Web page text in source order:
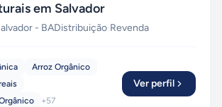
em Salvador
- BADistribuição·Revenda
Arroz Orgânico
+57
Ver perfil